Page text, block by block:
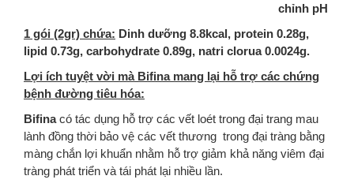
chỉnh pH
1 gói (2gr) chứa: Dinh dưỡng 8.8kcal, protein 0.28g,
lipid 0.73g, carbohydrate 0.89g, natri clorua 0.0024g.
Lợi ích tuyệt vời mà Bifina mang lại hỗ trợ các chứng
bệnh đường tiêu hóa:
Bifinacó tác dụng hỗ trợ các vết loét trong đại trang mau
lành đồng thời bảo vệ các vết thương trong đại tràng bằng
màng chắn lợi khuẩn nhằm hỗ trợ giảm khả năng viêm đại
tràng phát triển và tái phát lại nhiều lần.